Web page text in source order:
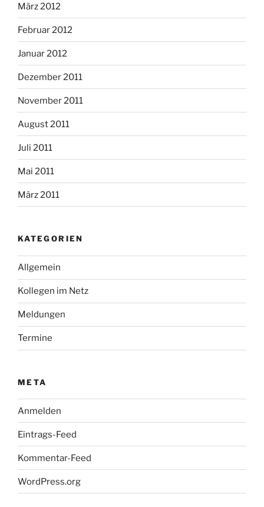
März 2012
Februar 2012
Januar 2012
Dezember 2011
November 2011
August 2011
Juli 2011
Mai 2011
März 2011
KATEGORIEN
Allgemein
Kollegen im Netz
Meldungen
Termine
META
Anmelden
Eintrags-Feed
Kommentar-Feed
WordPress.org